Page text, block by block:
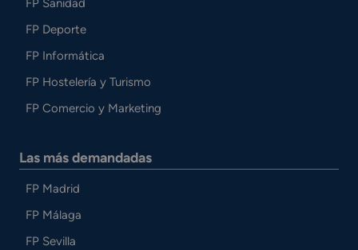
FP Sanidad
FP Deporte
FP Informática
FP Hostelería y Turismo
FP Comercio y Marketing
Las más demandadas
FP Madrid
FP Málaga
FP Sevilla